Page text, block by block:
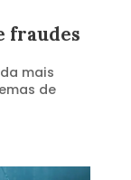
fraudes
mais
de